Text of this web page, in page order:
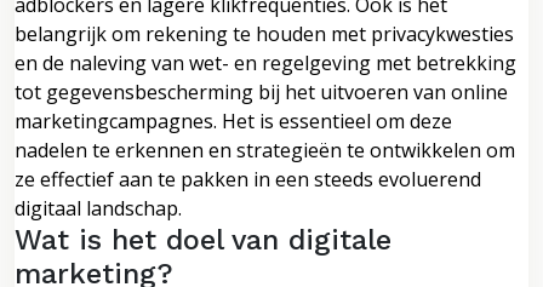
belangrijk om rekening te houden met privacykwesties
en de naleving van wet- en regelgeving met betrekking
tot gegevensbescherming bij het uitvoeren van online
marketingcampagnes. Het is essentieel om deze
nadelen te erkennen en strategieën te ontwikkelen om
ze effectief aan te pakken in een steeds evoluerend
digitaal landschap.
Wat is het doel van digitale
marketing?